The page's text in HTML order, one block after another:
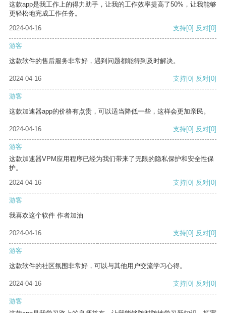
这款app是我工作上的得力助手，让我的工作效率提高了50%，让我能够
更轻松地完成工作任务。
2024-04-16
支持[0] 反对[0]
游客
这款软件的售后服务非常好，遇到问题都能得到及时解决。
2024-04-16 支持[0] 反对[0]
游客
这款加速器app的价格有点贵，可以适当降低一些，这样会更加亲民。
2024-04-16 支持[0] 反对[0]
游客
这款加速器VPM应用程序已经为我们带来了无限的隐私保护和安全性保
护。
2024-04-16
支持[0] 反对[0]
游客
我喜欢这个软件 作者加油
2024-04-16 支持[0] 反对[0]
游客
这款软件的社区氛围非常好，可以与其他用户交流学习心得。
2024-04-16 支持[0] 反对[0]
游客